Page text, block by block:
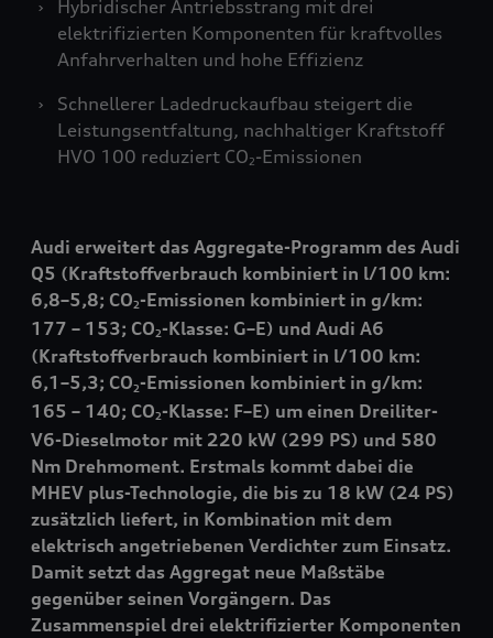
Hybridischer Antriebsstrang mit drei
elektrifizierten Komponenten für kraftvolles
Anfahrverhalten und hohe Effizienz
Schnellerer Ladedruckaufbau steigert die
Leistungsentfaltung, nachhaltiger Kraftstoff
HVO 100 reduziert CO2-Emissionen
Audi erweitert das Aggregate-Programm des Audi
Q5 (Kraftstoffverbrauch kombiniert in l/100 km:
6,8–5,8; CO2-Emissionen kombiniert in g/km:
177 – 153; CO2-Klasse: G–E) und Audi A6
(Kraftstoffverbrauch kombiniert in l/100 km:
6,1–5,3; CO2-Emissionen kombiniert in g/km:
165 – 140; CO2-Klasse: F–E) um einen Dreiliter-
V6-Dieselmotor mit 220 kW (299 PS) und 580
Nm Drehmoment. Erstmals kommt dabei die
MHEV plus-Technologie, die bis zu 18 kW (24 PS)
zusätzlich liefert, in Kombination mit dem
elektrisch angetriebenen Verdichter zum Einsatz.
Damit setzt das Aggregat neue Maßstäbe
gegenüber seinen Vorgängern. Das
Zusammenspiel drei elektrifizierter Komponenten